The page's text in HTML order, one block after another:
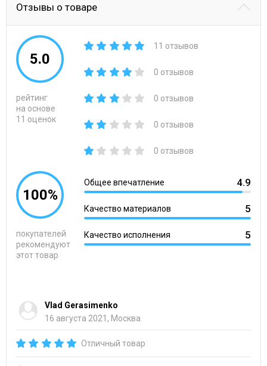
Отзывы о товаре
5.0
рейтинг
на основе
11 оценок
11 отзывов
0 отзывов
0 отзывов
0 отзывов
0 отзывов
100%
покупателей
рекомендуют
этот товар
Общее впечатление 4.9
Качество материалов 5
Качество исполнения 5
Vlad Gerasimenko
16 августа 2021, Москва
Отличный товар